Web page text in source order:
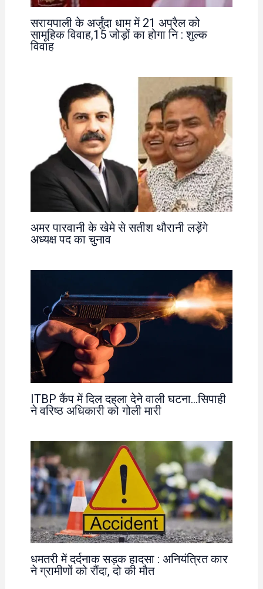
सरायपाली के अर्जुंदा धाम में 21 अप्रैल को
सामूहिक विवाह,15 जोड़ों का होगा नि : शुल्क
विवाह
अमर पारवानी के खेमे से सतीश थौरानी लड़ेंगे
अध्यक्ष पद का चुनाव
ITBP कैंप में दिल दहला देने वाली घटना…सिपाही
ने वरिष्ठ अधिकारी को गोली मारी
धमतरी में दर्दनाक सड़क हादसा : अनियंत्रित कार
ने ग्रामीणों को रौंदा, दो की मौत